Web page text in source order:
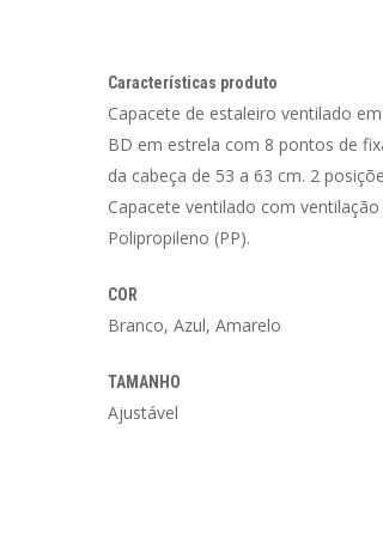
Características produto
Capacete de estaleiro ventilado
BD em estrela com 8 pontos de
da cabeça de 53 a 63 cm. 2
Capacete ventilado com
Polipropileno (PP).
COR
Branco, Azul, Amarelo
TAMANHO
Ajustável